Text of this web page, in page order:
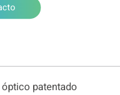
patentado